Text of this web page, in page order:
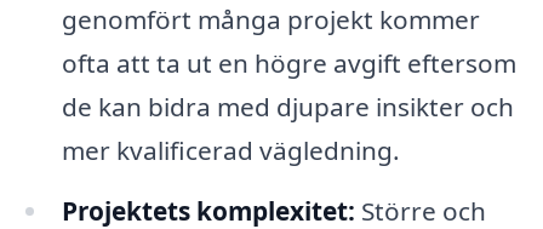
genomfört många projekt kommer
ofta att ta ut en högre avgift eftersom
de kan bidra med djupare insikter och
mer kvalificerad vägledning.
Projektets komplexitet: Större och